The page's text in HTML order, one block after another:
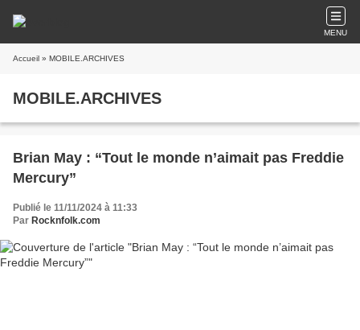
MENU
Accueil » MOBILE.ARCHIVES
MOBILE.ARCHIVES
Brian May : “Tout le monde n’aimait pas Freddie
Mercury”
Publié le 11/11/2024 à 11:33
Par Rocknfolk.com